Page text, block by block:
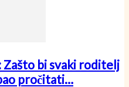
Zašto bi svaki roditelj
pročitati…